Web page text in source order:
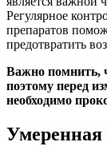
Регулярное
препаратов
предотвратить
Важно помнить,
поэтому перед
необходимо
Умеренная